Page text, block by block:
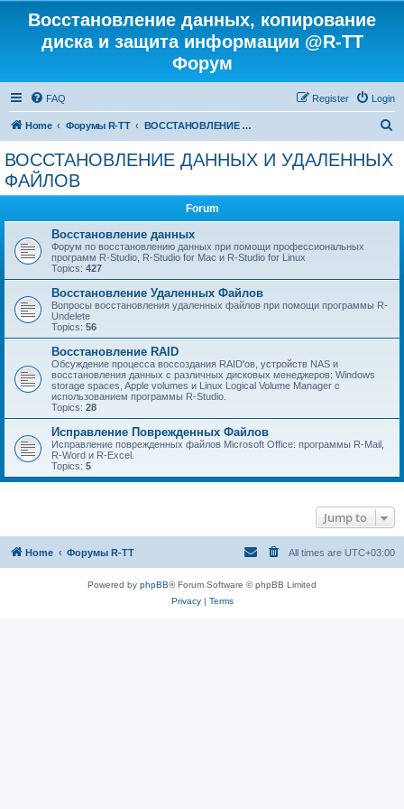
Восстановление данных, копирование
диска и защита информации @R-TT
Форум
FAQ Login
Register
Home Форумы R-TT ВОССТАНОВЛЕНИЕ ДАННЫХ И УДАЛЕННЫХ ФАЙЛОВ
ВОССТАНОВЛЕНИЕ ДАННЫХ И УДАЛЕННЫХ
ФАЙЛОВ
Forum
Восстановление данных
Форум по восстановлению данных при помощи профессиональных
программ R-Studio, R-Studio for Mac и R-Studio for Linux
Topics: 427
Восстановление Удаленных Файлов
Вопросы восстановления удаленных файлов при помощи программы R-
Undelete
Topics: 56
Восстановление RAID
Обсуждение процесса воссоздания RAID'ов, устройств NAS и
восстановления данных с различных дисковых менеджеров: Windows
storage spaces, Apple volumes и Linux Logical Volume Manager с
использованием программы R-Studio.
Topics: 28
Исправление Поврежденных Файлов
Исправление поврежденных файлов Microsoft Office: программы R-Mail,
R-Word и R-Excel.
Topics: 5
Jump to
Home Форумы R-TT All times are UTC+03:00
Powered by phpBB® Forum Software © phpBB Limited
Privacy| Terms